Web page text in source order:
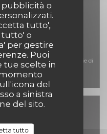
pubblicità o
tutto',
tutto' o
per gestire
Puoi
tue scelte in
del
a sinistra
del sito.
tutto
Waze, devi accettare i cookie di
possono raccogliere dati di
Consenti